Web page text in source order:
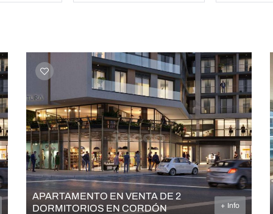
APARTAMENTO EN VENTA DE 2
DORMITORIOS EN CORDÓN
+ Info